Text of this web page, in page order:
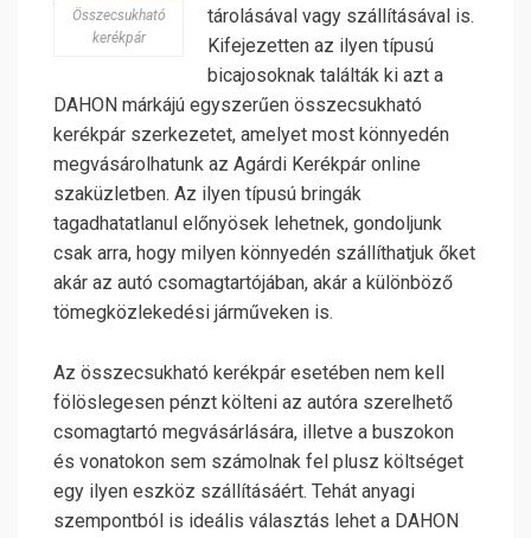
Összecsukható
kerékpár
tárolásával vagy szállításával is.
Kifejezetten az ilyen típusú
bicajosoknak találták ki azt a
DAHON márkájú egyszerűen összecsukható
kerékpár szerkezetet, amelyet most könnyedén
megvásárolhatunk az Agárdi Kerékpár online
szaküzletben. Az ilyen típusú bringák
tagadhatatlanul előnyösek lehetnek, gondoljunk
csak arra, hogy milyen könnyedén szállíthatjuk őket
akár az autó csomagtartójában, akár a különböző
tömegközlekedési járműveken is.
Az összecsukható kerékpár esetében nem kell
fölöslegesen pénzt költeni az autóra szerelhető
csomagtartó megvásárlására, illetve a buszokon
és vonatokon sem számolnak fel plusz költséget
egy ilyen eszköz szállításáért. Tehát anyagi
szempontból is ideális választás lehet a DAHON